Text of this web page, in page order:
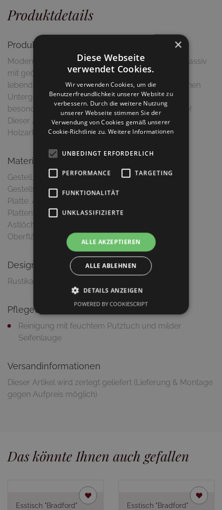
Produktdetails
Produktbeschreibung
Moderner Esstisch aus amerikanischer Astnuss massiv
mit geölter Oberfläche und Naturbaumkante. Die
lebendige Tischplatte, kombiniert mit dem modernen
Untergestell machen "Stanford" zu einem ganz
besonderen Einrichtungsstück für Ihre vier Wände!
Dieser Artikel ist in einer Vielzahl von Größen und
Holzarten erhältlich.
Material & Ausführung
Gestell: Metall
Gestellfarbe: Schwarz, matt
Platte: Amerikanische Astnuss massiv
Plattenfarbe: Astnuss natur
Astlöcher: Schwarz ausgegossen
Oberfläche: Geölt mit rein pflanzlichem Öl
Design
Pflegetipps
Reinigung mit feuchtem Putztuch und milder
Seifenlauge
Versandinformationen
Dieser Artikel wird zerlegt geliefert (Lieferung & Montage
gegen Aufpreis möglich)
Das könnte Ihnen auch gefallen
Esstisch "Bradford"
Esstisch "Bradford"
×
Diese Webseite
verwendet Cookies.
Wir verwenden Cookies, um die
Benutzerfreundlichkeit unserer Website zu
verbessern. Durch die weitere Nutzung
unserer Webseite stimmen Sie der
Verwendung von Cookies gemäß unserer
Cookie-Richtlinie zu.Weitere Informationen
UNBEDINGT ERFORDERLICH
PERFORMANCE TARGETING
FUNKTIONALITÄT
UNKLASSIFIZIERTE
ALLE AKZEPTIEREN
ALLE ABLEHNEN
DETAILS ANZEIGEN
POWERED BY COOKIESCRIPT